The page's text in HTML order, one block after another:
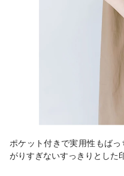
ポケット付きで実用性もば
がりすぎないすっきりとした